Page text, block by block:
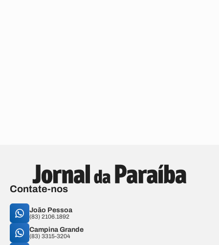
Contate-nos
João Pessoa
(83) 2106.1892
Campina Grande
(83) 3315-3204